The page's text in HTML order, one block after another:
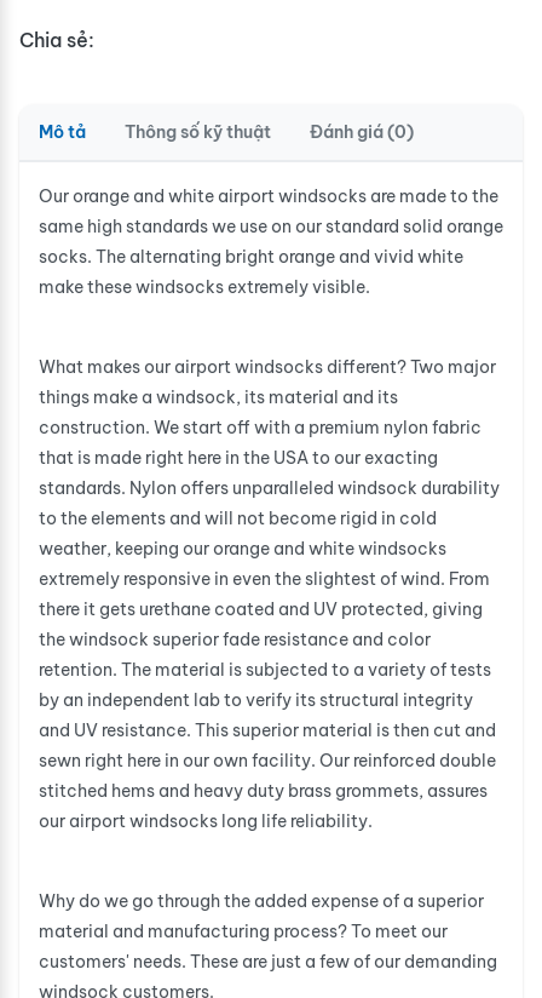
Chia sẻ:
Mô tả Thông số kỹ thuật Đánh giá (0)
Our orange and white airport windsocks are made to the
same high standards we use on our standard solid orange
socks. The alternating bright orange and vivid white
make these windsocks extremely visible.
What makes our airport windsocks different? Two major
things make a windsock, its material and its
construction. We start off with a premium nylon fabric
that is made right here in the USA to our exacting
standards. Nylon offers unparalleled windsock durability
to the elements and will not become rigid in cold
weather, keeping our orange and white windsocks
extremely responsive in even the slightest of wind. From
there it gets urethane coated and UV protected, giving
the windsock superior fade resistance and color
retention. The material is subjected to a variety of tests
by an independent lab to verify its structural integrity
and UV resistance. This superior material is then cut and
sewn right here in our own facility. Our reinforced double
stitched hems and heavy duty brass grommets, assures
our airport windsocks long life reliability.
Why do we go through the added expense of a superior
material and manufacturing process? To meet our
customers' needs. These are just a few of our demanding
windsock customers.